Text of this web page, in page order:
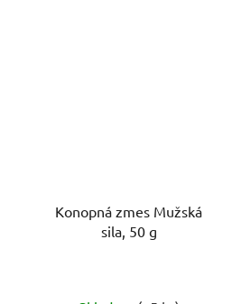
Konopná zmes Mužská
sila, 50 g